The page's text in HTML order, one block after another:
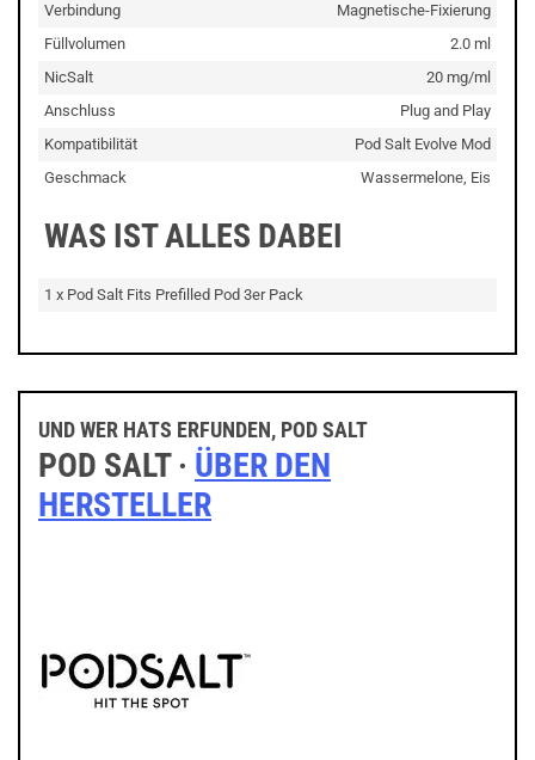
Verbindung
Magnetische-Fixierung
Füllvolumen
2.0 ml
NicSalt
20 mg/ml
Anschluss
Plug and Play
Kompatibilität
Pod Salt Evolve Mod
Geschmack
Wassermelone, Eis
WAS IST ALLES DABEI
1 x Pod Salt Fits Prefilled Pod 3er Pack
UND WER HATS ERFUNDEN, POD SALT
POD SALT · ÜBER DEN
HERSTELLER